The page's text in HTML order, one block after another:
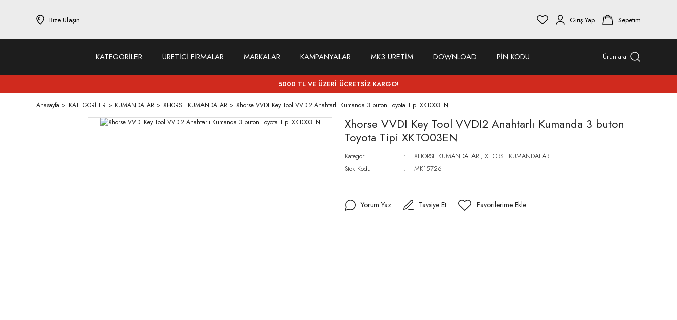
Bize Ulaşın Giriş Yap Sepetim
KATEGORİLER ÜRETİCİ FİRMALAR MARKALAR KAMPANYALAR MK3 ÜRETİM DOWNLOAD PİN KODU Ürün ara
5000 TL VE ÜZERİ ÜCRETSİZ KARGO!
Anasayfa KATEGORİLER KUMANDALAR XHORSE KUMANDALAR Xhorse VVDI Key Tool VVDI2 Anahtarlı Kumanda 3 buton Toyota Tipi XKTO03EN
Xhorse VVDI Key Tool VVDI2 Anahtarlı Kumanda 3 buton
Toyota Tipi XKTO03EN
Kategori XHORSE KUMANDALAR , XHORSE KUMANDALAR
Stok Kodu
MK15726
Yorum Yaz Tavsiye Et